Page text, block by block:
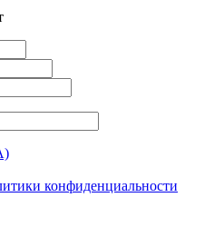
конфиденциальности